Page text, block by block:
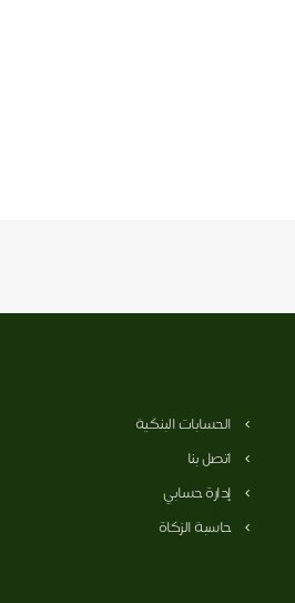
الحسابات البنكية
اتصل بنا
إدارة حسابي
حاسبة الزكاة